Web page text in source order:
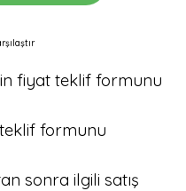
fiyat teklif formunu
formunu
sonra ilgili satış